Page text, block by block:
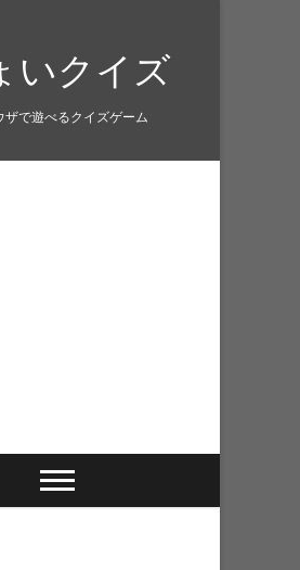
いクイズ
ザで遊べるクイズゲーム